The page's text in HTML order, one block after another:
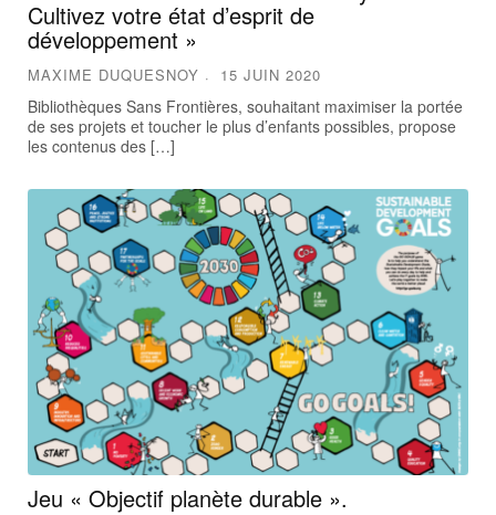
Cultivez votre état d’esprit de
développement »
MAXIME DUQUESNOY 15 JUIN 2020
Bibliothèques Sans Frontières, souhaitant maximiser la portée
de ses projets et toucher le plus d’enfants possibles, propose
les contenus des […]
Jeu « Objectif planète durable ».